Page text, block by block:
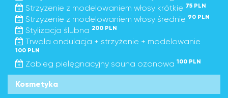
Strzyżenie z modelowaniem włosy krótkie 75 PLN
Strzyżenie z modelowaniem włosy średnie 90 PLN
Stylizacja ślubna 200 PLN
Trwała ondulacja + strzyżenie + modelowanie
100 PLN
Zabieg pielęgnacyjny sauna ozonowa 100 PLN
Kosmetyka